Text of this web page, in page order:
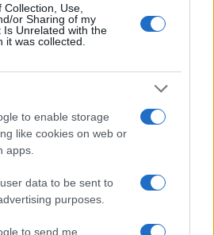
Use,
or Sharing of my
Is Unrelated with the
it was collected.
to enable storage
like cookies on web or
apps.
data to be sent to
purposes.
to send me
solo 401(k) et SEP IRA pour les